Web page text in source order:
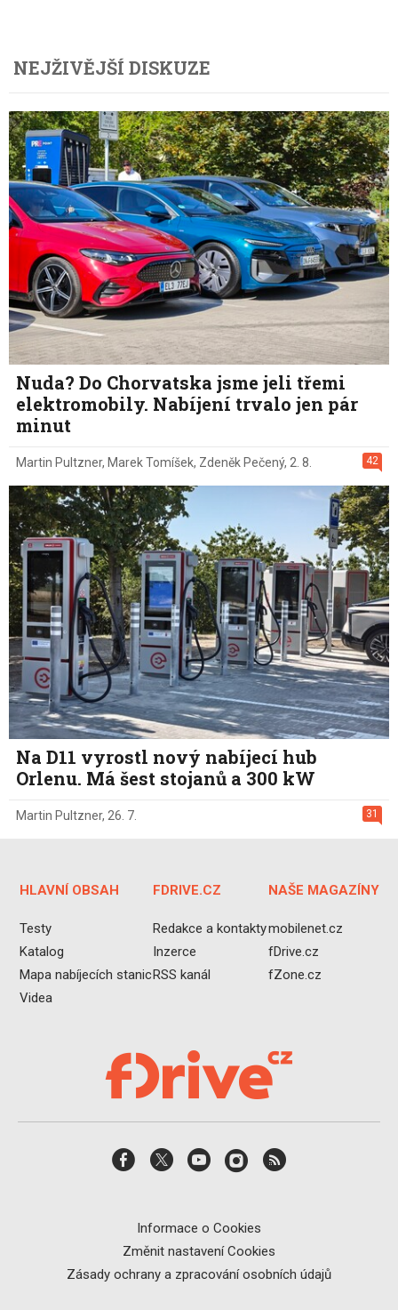
NEJŽIVĚJŠÍ DISKUZE
Nuda? Do Chorvatska jsme jeli třemi
elektromobily. Nabíjení trvalo jen pár
minut
42
Martin Pultzner, Marek Tomíšek, Zdeněk Pečený, 2. 8.
Na D11 vyrostl nový nabíjecí hub
Orlenu. Má šest stojanů a 300 kW
31
Martin Pultzner, 26. 7.
HLAVNÍ OBSAH
Testy
Katalog
Mapa nabíjecích stanic
Videa
FDRIVE.CZ
Redakce a kontakty
Inzerce
RSS kanál
NAŠE MAGAZÍNY
mobilenet.cz
fDrive.cz
fZone.cz
Informace o Cookies
Změnit nastavení Cookies
Zásady ochrany a zpracování osobních údajů